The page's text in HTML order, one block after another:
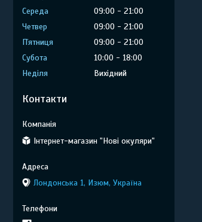
Середа
09:00
21:00
Четвер
09:00
21:00
Пʼятниця
09:00
21:00
Субота
10:00
18:00
Неділя
Вихідний
Контакти
Інтернет-магазин "Нові окуляри"
Лондонська 1, Изюм, Україна